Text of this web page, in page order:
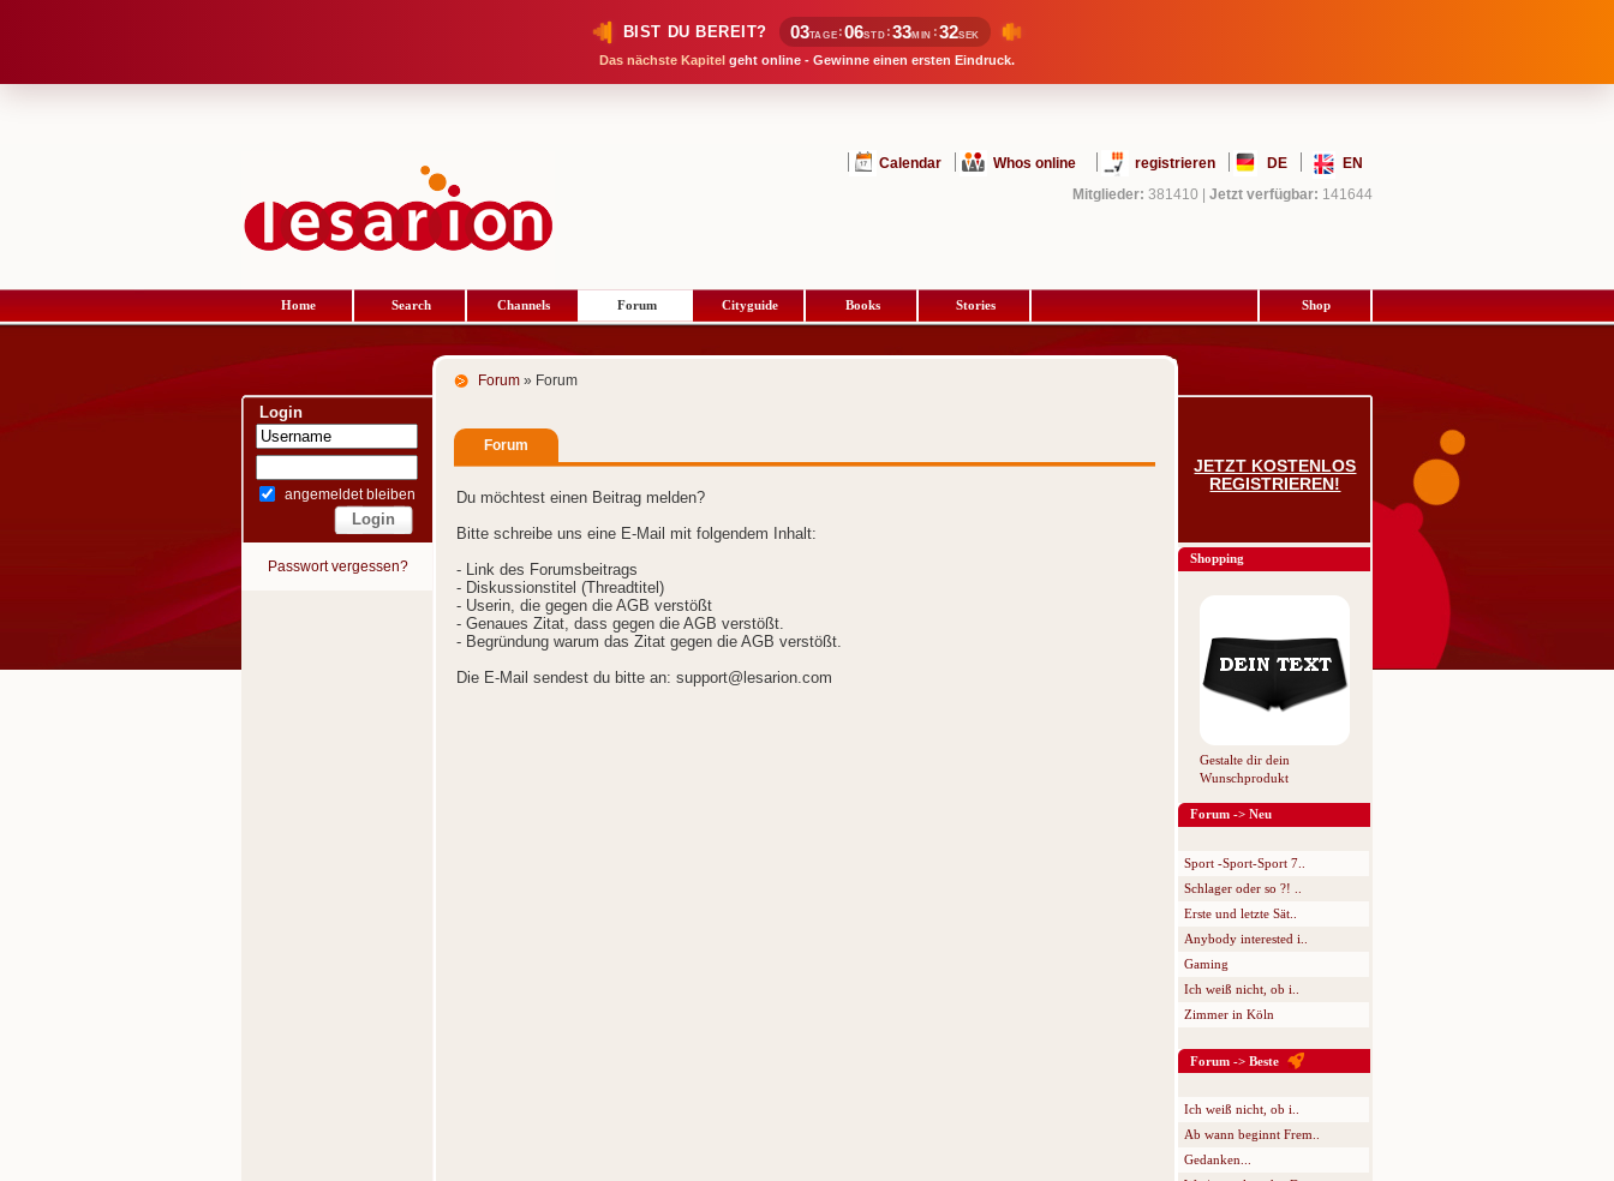
BIST DU BEREIT? 03TAGE :06STD :33MIN :32SEK
Das nächste Kapitel geht online - Gewinne einen ersten Eindruck.
Calendar Whos online registrieren DE
EN
Mitglieder: 381410 Jetzt verfügbar: 141644
Home Search Channels Forum Cityguide Books Stories Shop
Login
angemeldet bleiben
Passwort vergessen?
Forum » Forum
Forum
Du möchtest einen Beitrag melden?
Bitte schreibe uns eine E-Mail mit folgendem Inhalt:
- Link des Forumsbeitrags
- Diskussionstitel (Threadtitel)
- Userin, die gegen die AGB verstößt
- Genaues Zitat, dass gegen die AGB verstößt.
- Begründung warum das Zitat gegen die AGB verstößt.
Die E-Mail sendest du bitte an: support@lesarion.com
JETZT KOSTENLOS
REGISTRIEREN!
Shopping
Gestalte dir dein
Wunschprodukt
Forum -> Neu
Sport -Sport-Sport 7..
Schlager oder so ?! ..
Erste und letzte Sät..
Anybody interested i..
Gaming
Ich weiß nicht, ob i..
Zimmer in Köln
Forum -> Beste
Ich weiß nicht, ob i..
Ab wann beginnt Frem..
Gedanken...